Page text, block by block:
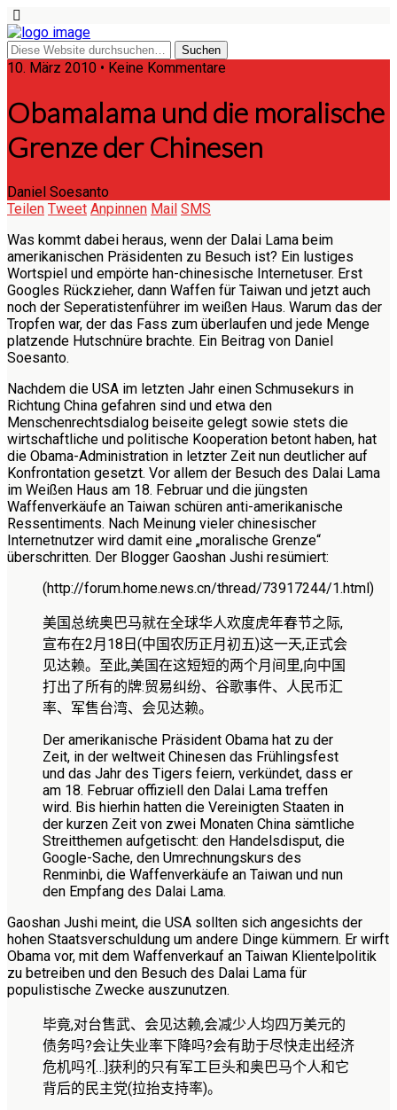
10. März 2010 • Keine Kommentare
Obamalama und die moralische
Grenze der Chinesen
Daniel Soesanto
Teilen Tweet Anpinnen Mail SMS
Was kommt dabei heraus, wenn der Dalai Lama beim
amerikanischen Präsidenten zu Besuch ist? Ein lustiges
Wortspiel und empörte han-chinesische Internetuser. Erst
Googles Rückzieher, dann Waffen für Taiwan und jetzt auch
noch der Seperatistenführer im weißen Haus. Warum das der
Tropfen war, der das Fass zum überlaufen und jede Menge
platzende Hutschnüre brachte. Ein Beitrag von Daniel
Soesanto.
Nachdem die USA im letzten Jahr einen Schmusekurs in
Richtung China gefahren sind und etwa den
Menschenrechtsdialog beiseite gelegt sowie stets die
wirtschaftliche und politische Kooperation betont haben, hat
die Obama-Administration in letzter Zeit nun deutlicher auf
Konfrontation gesetzt. Vor allem der Besuch des Dalai Lama
im Weißen Haus am 18. Februar und die jüngsten
Waffenverkäufe an Taiwan schüren anti-amerikanische
Ressentiments. Nach Meinung vieler chinesischer
Internetnutzer wird damit eine „moralische Grenze“
überschritten. Der Blogger Gaoshan Jushi resümiert:
(http://forum.home.news.cn/thread/73917244/1.html)
美国总统奥巴马就在全球华人欢度虎年春节之际,
宣布在2月 18 日(中国农历正月初五)这一天,正式会
见达赖。至此,美国在这短短的两个月间里,向中国
打出了所有的牌:贸易纠纷、谷歌事件、人民币汇
率、军售台湾、会见达赖。
Der amerikanische Präsident Obama hat zu der
Zeit, in der weltweit Chinesen das Frühlingsfest
und das Jahr des Tigers feiern, verkündet, dass er
am 18. Februar offiziell den Dalai Lama treffen
wird. Bis hierhin hatten die Vereinigten Staaten in
der kurzen Zeit von zwei Monaten China sämtliche
Streitthemen aufgetischt: den Handelsdisput, die
Google-Sache, den Umrechnungskurs des
Renminbi, die Waffenverkäufe an Taiwan und nun
den Empfang des Dalai Lama.
Gaoshan Jushi meint, die USA sollten sich angesichts der
hohen Staatsverschuldung um andere Dinge kümmern. Er wirft
Obama vor, mit dem Waffenverkauf an Taiwan Klientelpolitik
zu betreiben und den Besuch des Dalai Lama für
populistische Zwecke auszunutzen.
毕竟,对台售武、会见达赖,会减少人均四万美元的
债务吗?会让失业率下降吗?会有助于尽快走出经济
危机吗?[…]获利的只有军工巨头和奥巴马个人和它
背后的民主党(拉抬支持率)。